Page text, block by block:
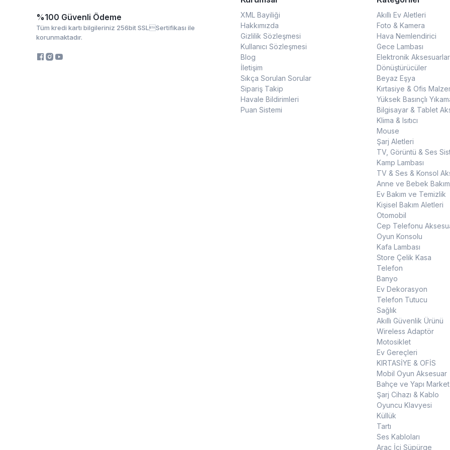
%100 Güvenli Ödeme
Tüm kredi kartı bilgileriniz 256bit SSLSertifikası ile
korunmaktadır.
XML Bayiliği
Hakkımızda
Gizlilik Sözleşmesi
Kullanıcı Sözleşmesi
Blog
İletişim
Sıkça Sorulan Sorular
Sipariş Takip
Havale Bildirimleri
Puan Sistemi
Akıllı Ev Aletleri
Foto & Kamera
Hava Nemlendirici
Gece Lambası
Elektronik Aksesuarlar
Dönüştürücüler
Beyaz Eşya
Kırtasiye & Ofis
Yüksek Basınçlı
Bilgisayar & Tablet
Klima & Isıtıcı
Mouse
Şarj Aletleri
TV, Görüntü & Ses
Kamp Lambası
TV & Ses & Konsol
Anne ve Bebek Bakım
Ev Bakım ve Temizlik
Kişisel Bakım Aletleri
Otomobil
Cep Telefonu
Oyun Konsolu
Kafa Lambası
Store Çelik Kasa
Telefon
Banyo
Ev Dekorasyon
Telefon Tutucu
Sağlık
Akıllı Güvenlik Ürünü
Wireless Adaptör
Motosiklet
Ev Gereçleri
KIRTASİYE & OFİS
Mobil Oyun Aksesuar
Bahçe ve Yapı Market
Şarj Cihazı & Kablo
Oyuncu Klavyesi
Küllük
Tartı
Ses Kabloları
Araç İçi Süpürge